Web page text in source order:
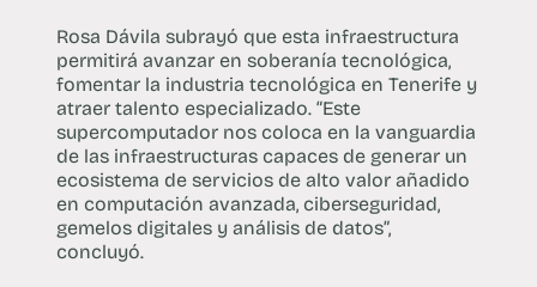
Rosa Dávila subrayó que esta infraestructura
permitirá avanzar en soberanía tecnológica,
fomentar la industria tecnológica en Tenerife y
atraer talento especializado. “Este
supercomputador nos coloca en la vanguardia
de las infraestructuras capaces de generar un
ecosistema de servicios de alto valor añadido
en computación avanzada, ciberseguridad,
gemelos digitales y análisis de datos”,
concluyó.